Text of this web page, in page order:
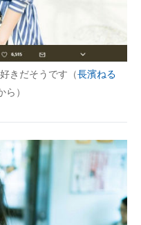
きだそうです（長濱ねる
ら）